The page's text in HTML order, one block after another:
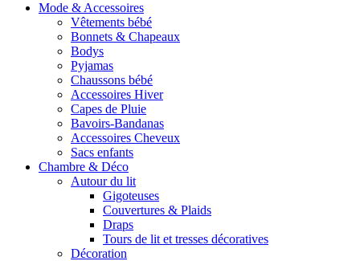
Mode & Accessoires
Vêtements bébé
Bonnets & Chapeaux
Bodys
Pyjamas
Chaussons bébé
Accessoires Hiver
Capes de Pluie
Bavoirs-Bandanas
Accessoires Cheveux
Sacs enfants
Chambre & Déco
Autour du lit
Gigoteuses
Couvertures & Plaids
Draps
Tours de lit et tresses décoratives
Décoration